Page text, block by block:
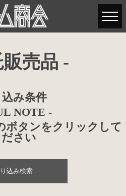
売品 -
み条件
NOTE -
ボタンをクリックして
ださい
込み検索